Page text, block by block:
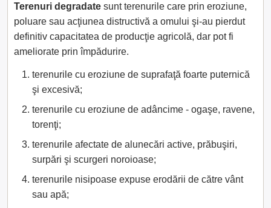
Terenuri degradate sunt terenurile care prin eroziune,
poluare sau acţiunea distructivă a omului şi-au pierdut
definitiv capacitatea de producţie agricolă, dar pot fi
ameliorate prin împădurire.
terenurile cu eroziune de suprafaţă foarte puternică
şi excesivă;
terenurile cu eroziune de adâncime - ogaşe, ravene,
torenţi;
terenurile afectate de alunecări active, prăbuşiri,
surpări şi scurgeri noroioase;
terenurile nisipoase expuse erodării de către vânt
sau apă;